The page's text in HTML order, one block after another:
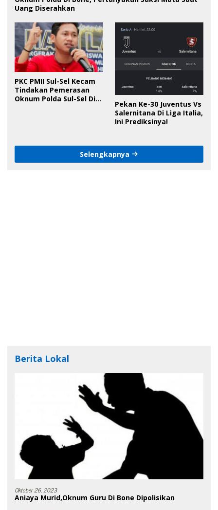
Uang Diserahkan
PKC PMII Sul-Sel Kecam
Tindakan Pemerasan
Oknum Polda Sul-Sel Di
Pekan Ke-30 Juventus Vs
Salernitana Di Liga Italia,
Ini Prediksinya!
Selengkapnya
Berita Lokal
Oktober 26, 2023
Aniaya Murid,Oknum Guru Di Bone Dipolisikan